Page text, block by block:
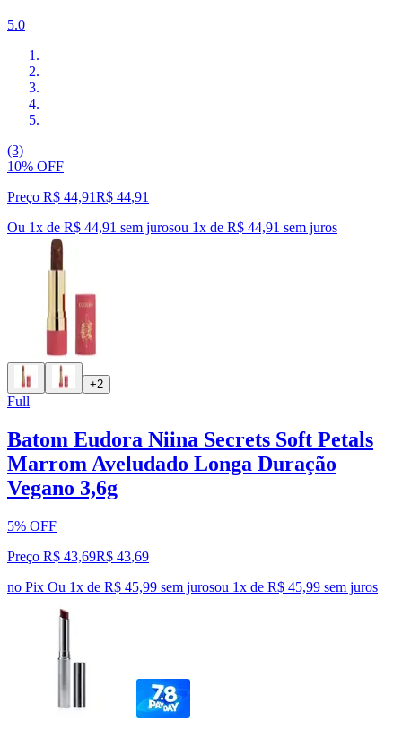
5.0
(3)
10% OFF
Preço R$ 44,91R$ 44,91
Ou 1x de R$ 44,91 sem jurosou 1x de R$ 44,91 sem juros
+2
Full
Batom Eudora Niina Secrets Soft Petals
Marrom Aveludado Longa Duração
Vegano 3,6g
5% OFF
Preço R$ 43,69R$ 43,69
no Pix Ou 1x de R$ 45,99 sem jurosou 1x de R$ 45,99 sem juros